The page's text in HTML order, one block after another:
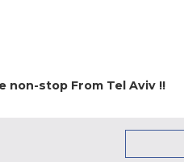
non-stop From Tel Aviv !!